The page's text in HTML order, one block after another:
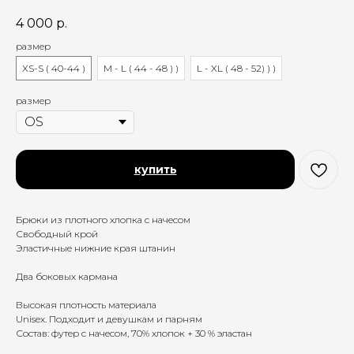
4 000 р.
размер
XS-S ( 40-44 )
M - L ( 44 - 48 ) ) L - XL ( 48 - 52) ) )
размер
купить
Брюки из плотного хлопка с начесом
Свободный крой
Эластичные нижние края штанин
Два боковых кармана
Высокая плотность материала
Unisex. Подходит и девушкам и парням
Состав: футер с начесом, 70% хлопок + 30 % эластан